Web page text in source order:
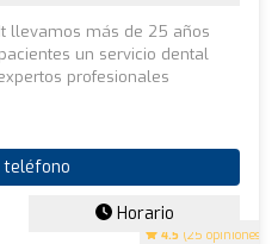
4.5 (25 opiniones)
llevamos más de 25 años
un servicio dental
profesionales
teléfono
Horario